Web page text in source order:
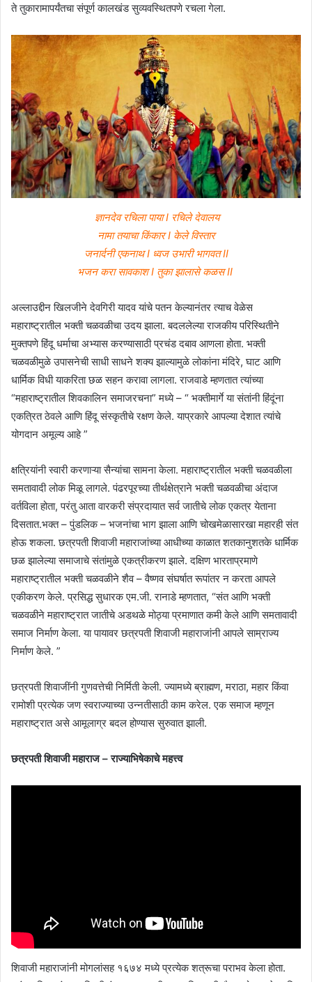
ते तुकारामापर्यंतचा संपूर्ण कालखंड सुव्यवस्थितपणे रचला गेला.
ज्ञानदेव रचिला पाया I रचिले देवालय
नामा तयाचा किंकार I केले विस्तार
जनार्दनी एकनाथ I ध्वज उभारी भागवत II
भजन करा सावकाश I तुका झालासे कळस II
अल्लाउद्दीन खिलजीने देवगिरी यादव यांचे पतन केल्यानंतर त्याच वेळेस
महाराष्ट्रातील भक्ती चळवळीचा उदय झाला. बदललेल्या राजकीय परिस्थितीने
मुक्तपणे हिंदू धर्माचा अभ्यास करण्यासाठी प्रचंड दबाव आणला होता. भक्ती
चळवळीमुळे उपासनेची साधी साधने शक्य झाल्यामुळे लोकांना मंदिरे, घाट आणि
धार्मिक विधी याकरिता छळ सहन करावा लागला. राजवाडे म्हणतात त्यांच्या
“महाराष्ट्रातील शिवकालिन समाजरचना” मध्ये – “ भक्तीमार्गे या संतांनी हिंदूंना
एकत्रित ठेवले आणि हिंदू संस्कृतीचे रक्षण केले. याप्रकारे आपल्या देशात त्यांचे
योगदान अमूल्य आहे ”
क्षत्रियांनी स्वारी करणाऱ्या सैन्यांचा सामना केला. महाराष्ट्रातील भक्ती चळवळीला
समतावादी लोक मिळू लागले. पंढरपूरच्या तीर्थक्षेत्राने भक्ती चळवळीचा अंदाज
वर्तविला होता, परंतु आता वारकरी संप्रदायात सर्व जातीचे लोक एकत्र येताना
दिसतात.भक्त – पुंडलिक – भजनांचा भाग झाला आणि चोखमेळासारखा महारही संत
होऊ शकला. छत्रपती शिवाजी महाराजांच्या आधीच्या काळात शतकानुशतके धार्मिक
छळ झालेल्या समाजाचे संतांमुळे एकत्रीकरण झाले. दक्षिण भारताप्रमाणे
महाराष्ट्रातील भक्ती चळवळीने शैव – वैष्णव संघर्षात रूपांतर न करता आपले
एकीकरण केले. प्रसिद्ध सुधारक एम.जी. रानाडे म्हणतात, “संत आणि भक्ती
चळवळीने महाराष्ट्रात जातीचे अडथळे मोठ्या प्रमाणात कमी केले आणि समतावादी
समाज निर्माण केला. या पायावर छत्रपती शिवाजी महाराजांनी आपले साम्राज्य
निर्माण केले. ”
छत्रपती शिवाजींनी गुणवत्तेची निर्मिती केली. ज्यामध्ये ब्राह्मण, मराठा, महार किंवा
रामोशी प्रत्येक जण स्वराज्याच्या उन्नतीसाठी काम करेल. एक समाज म्हणून
महाराष्ट्रात असे आमूलाग्र बदल होण्यास सुरुवात झाली.
छत्रपती शिवाजी महाराज – राज्याभिषेकाचे महत्त्व
शिवाजी महाराजांनी मोगलांसह १६७४ मध्ये प्रत्येक शत्रूचा पराभव केला होता.